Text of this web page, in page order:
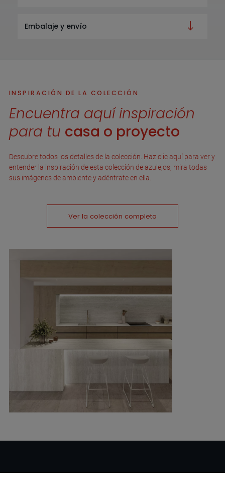
Embalaje y envío
INSPIRACIÓN DE LA COLECCIÓN
Encuentra aquí inspiración
para tu casa o proyecto
Descubre todos los detalles de la colección. Haz clic aquí para ver y
entender la inspiración de esta colección de azulejos, mira todas
sus imágenes de ambiente y adéntrate en ella.
Ver la colección completa